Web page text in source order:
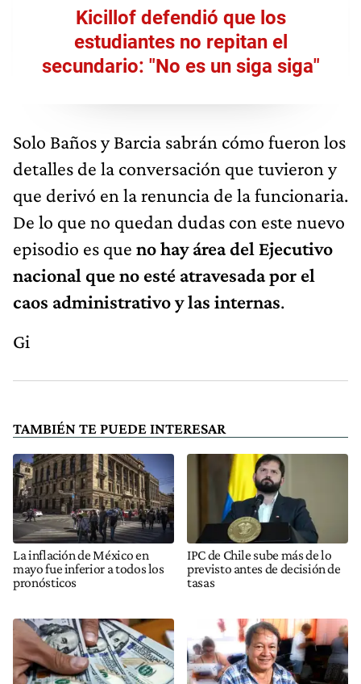
Kicillof defendió que los
estudiantes no repitan el
secundario: "No es un siga siga"
Solo Baños y Barcia sabrán cómo fueron los
detalles de la conversación que tuvieron y
que derivó en la renuncia de la funcionaria.
De lo que no quedan dudas con este nuevo
episodio es que no hay área del Ejecutivo
nacional que no esté atravesada por el
caos administrativo y las internas.
Gi
TAMBIÉN TE PUEDE INTERESAR
La inflación de México en
mayo fue inferior a todos los
pronósticos
IPC de Chile sube más de lo
previsto antes de decisión de
tasas